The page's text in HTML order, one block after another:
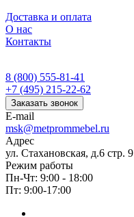
Доставка и оплата
О нас
Контакты
8 (800) 555-81-41
+7 (495) 215-22-62
Заказать звонок
E-mail
msk@metprommebel.ru
Адрес
ул. Стахановская, д.6 стр. 9
Режим работы
Пн-Чт: 9:00 - 18:00
Пт: 9:00-17:00